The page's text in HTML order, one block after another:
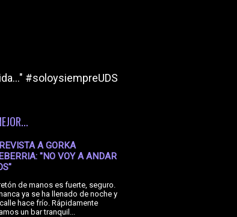
#soloysiempreUDS
A GORKA
"NO VOY A ANDAR
de manos es fuerte, seguro.
ya se ha llenado de noche y
hace frío. Rápidamente
un bar tranquil...